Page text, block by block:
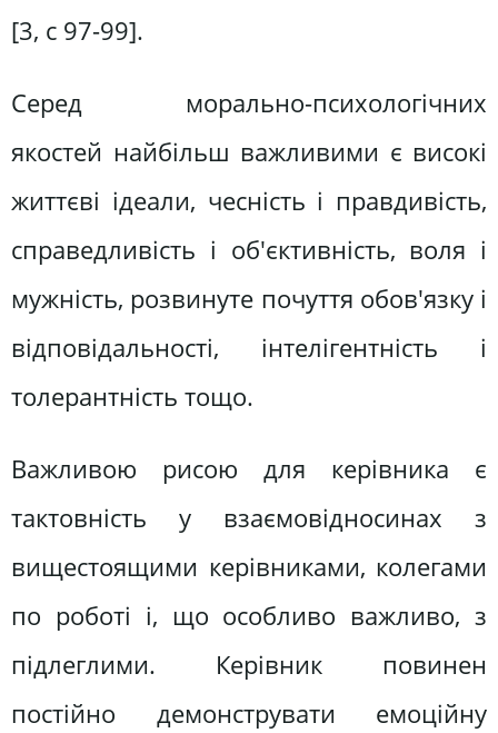
[3, с 97-99].
Серед морально-психологічних
якостей найбільш важливими є високі
життєві ідеали, чесність і правдивість,
справедливість і об'єктивність, воля і
мужність, розвинуте почуття обов'язку і
відповідальності, інтелігентність і
толерантність тощо.
Важливою рисою для керівника є
тактовність у взаємовідносинах з
вищестоящими керівниками, колегами
по роботі і, що особливо важливо, з
підлеглими. Керівник повинен
постійно демонструвати емоційну